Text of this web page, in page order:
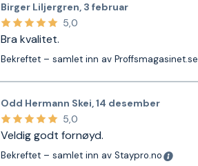
Birger Liljergren, 3 februar
5,0
Bra kvalitet.
Bekreftet – samlet inn av Proffsmagasinet.se
Odd Hermann Skei,14 desember
5,0
Veldig godt fornøyd.
Bekreftet – samlet inn av Staypro.no